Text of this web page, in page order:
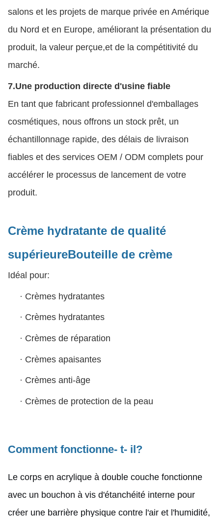
salons et les projets de marque privée en Amérique
du Nord et en Europe, améliorant la présentation du
produit, la valeur perçue,et de la compétitivité du
marché.
7.Une production directe d'usine fiable
En tant que fabricant professionnel d'emballages
cosmétiques, nous offrons un stock prêt, un
échantillonnage rapide, des délais de livraison
fiables et des services OEM / ODM complets pour
accélérer le processus de lancement de votre
produit.
Crème hydratante de qualité
supérieureBouteille de crème
Idéal pour:
· Crèmes hydratantes
· Crèmes hydratantes
· Crèmes de réparation
· Crèmes apaisantes
· Crèmes anti-âge
· Crèmes de protection de la peau
Comment fonctionne- t- il?
Le corps en acrylique à double couche fonctionne
avec un bouchon à vis d'étanchéité interne pour
créer une barrière physique contre l'air et l'humidité,